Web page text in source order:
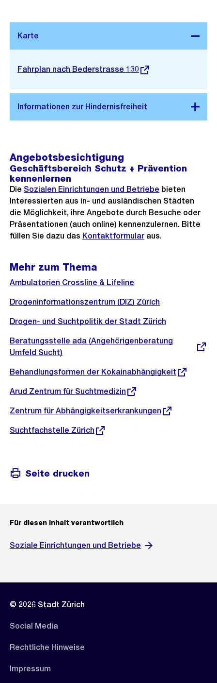
Stadtplan 3D
Externer
Fahrplan nach Bederstrasse 130
Angebotsbesichtigung
Geschäftsbereich Schutz + Prävention
kennenlernen
Die Sozialen Einrichtungen und Betriebe bieten
Interessierten aus in- und ausländischen Städten
die Möglichkeit, ihre Angebote durch Besuche oder
Präsentationen (auch online) kennenzulernen. Bitte
füllen Sie dazu das Kontaktformular aus.
Mehr zum Thema
Ambulatorien Crossline & Lifeline
Drogeninformationszentrum (DIZ) Zürich
Drogen- und Suchtpolitik der Stadt Zürich
Externer
Link:
Beratungsstelle ada (Angehörigenberatung
Umfeld Sucht)
Externer
Behandlungsformen der Kokainabhängigkeit
Externer
Arud Zentrum für Suchtmedizin
Externer
Zentrum für Abhängigkeitserkrankungen
Externer
Suchtfachstelle Zürich
Seite drucken
Für diesen Inhalt verantwortlich
Soziale Einrichtungen und Betriebe
© 2026 Stadt Zürich
Social Media
Rechtliche Hinweise
Impressum